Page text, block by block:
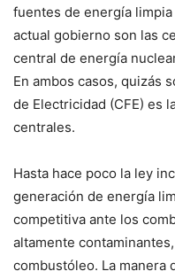
fuentes de energía
actual gobierno son las
central de energía
En ambos casos, quizás
de Electricidad (CFE) es
centrales.
Hasta hace poco la ley
generación de energía
competitiva ante los
altamente
combustóleo. La manera